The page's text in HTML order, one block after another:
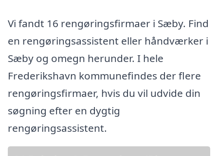
Vi fandt 16 rengøringsfirmaer i Sæby. Find
en rengøringsassistent eller håndværker i
Sæby og omegn herunder. I hele
Frederikshavn kommunefindes der flere
rengøringsfirmaer, hvis du vil udvide din
søgning efter en dygtig
rengøringsassistent.